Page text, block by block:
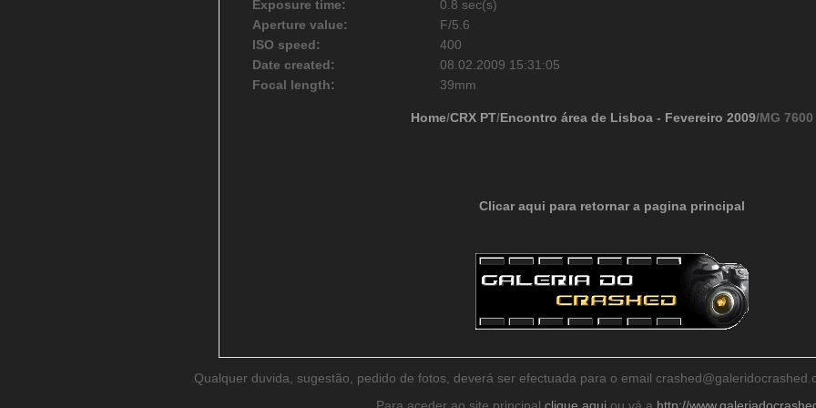
Exposure time:
0.8 sec(s)
Aperture value:
F/5.6
ISO speed:
400
Date created:
08.02.2009 15:31:05
Focal length:
39mm
Home/CRX PT/Encontro área de Lisboa - Fevereiro 2009/MG 7600
Clicar aqui para retornar a pagina principal
Qualquer duvida, sugestão, pedido de fotos, deverá ser efectuada para o email